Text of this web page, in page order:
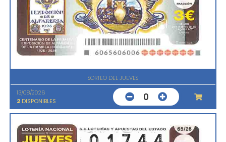
SORTEO DEL JUEVES
13/08/2026
2 DISPONIBLES 0